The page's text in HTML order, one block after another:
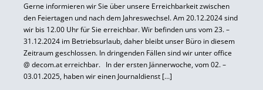
Gerne informieren wir Sie über unsere Erreichbarkeit zwischen
den Feiertagen und nach dem Jahreswechsel. Am 20.12.2024 sind
wir bis 12.00 Uhr für Sie erreichbar. Wir befinden uns vom 23. –
31.12.2024 im Betriebsurlaub, daher bleibt unser Büro in diesem
Zeitraum geschlossen. In dringenden Fällen sind wir unter office
@ decom.at erreichbar. In der ersten Jännerwoche, vom 02. –
03.01.2025, haben wir einen Journaldienst […]